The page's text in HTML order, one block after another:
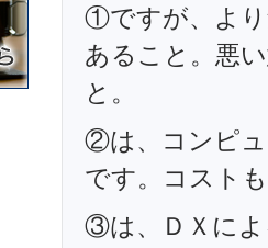
①ですが、より
あること。悪
と。
②は、コンピュ
です。コスト
③は、ＤＸによ